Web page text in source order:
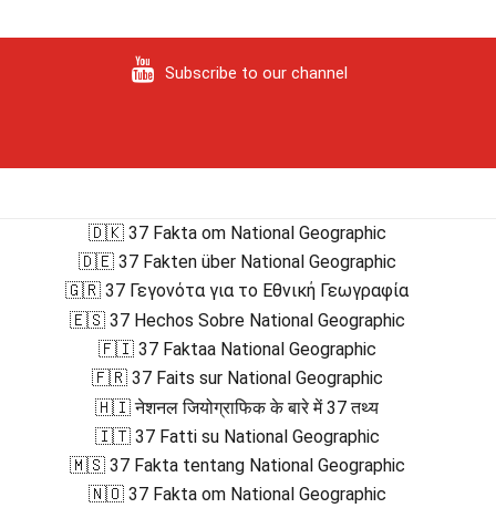
Subscribe to our channel
🇩🇰 37 Fakta om National Geographic
🇩🇪 37 Fakten über National Geographic
🇬🇷 37 Γεγονότα για το Εθνική Γεωγραφία
🇪🇸 37 Hechos Sobre National Geographic
🇫🇮 37 Faktaa National Geographic
🇫🇷 37 Faits sur National Geographic
🇭🇮 नेशनल जियोग्राफिक के बारे में 37 तथ्य
🇮🇹 37 Fatti su National Geographic
🇲🇸 37 Fakta tentang National Geographic
🇳🇴 37 Fakta om National Geographic